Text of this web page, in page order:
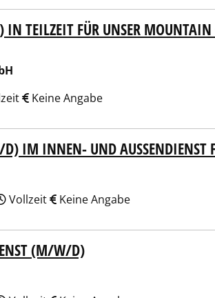
TEILZEIT FÜR UNSER
Keine Angabe
IM INNEN- UND AUSSENDIENST
Vollzeit Keine Angabe
(M/W/D)